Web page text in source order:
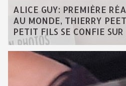
ALICE GUY: PREMIÈRE
AU MONDE, THIERRY
PETIT FILS SE CONFIE